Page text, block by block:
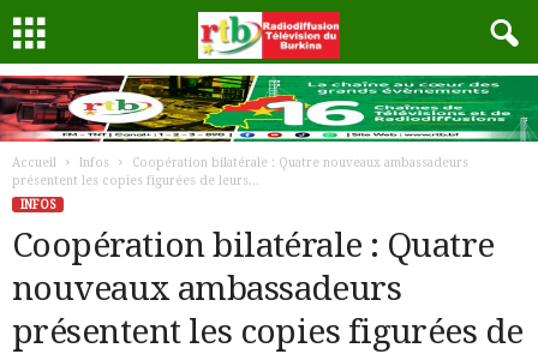
Accueil Infos
Coopération bilatérale : Quatre nouveaux ambassadeurs
présentent les copies figurées de leurs...
INFOS
Coopération bilatérale : Quatre
nouveaux ambassadeurs
présentent les copies figurées de